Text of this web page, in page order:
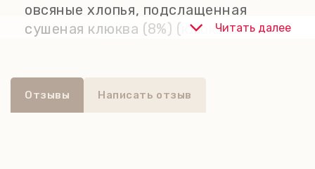
овсяные хлопья, подслащенная
сушеная клюква (8%) (клюква, сахар,
цельное сухое молоко, какао-масло,
Читать далее
Отзывы Написать отзыв